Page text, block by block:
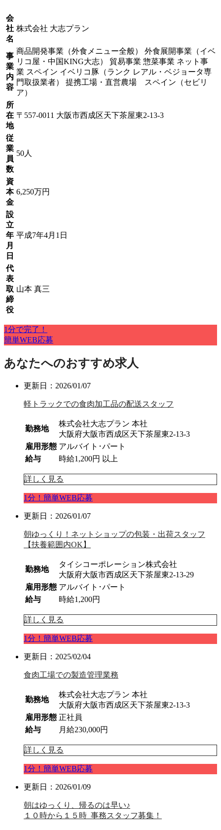
会
社
名
株式会社 大志プラン
事
業
内
容
商品開発事業（外食メニュー全般） 外食展開事業（イベ
リコ屋・中国KING大志） 貿易事業 惣菜事業 ネット事
業 スペイン イベリコ豚（ランク レアル・ベジョータ専
門取扱業者） 提携工場・直営農場 スペイン（セビリ
ア）
所
在
地
〒557-0011 大阪市西成区天下茶屋東2-13-3
従
業
員
数
50人
資
本
金
6,250万円
設
立
年
月
日
平成7年4月1日
代
表
取
締
役
山本 真三
1分で完了！
簡単WEB応募
あなたへのおすすめ求人
更新日：2026/01/07
軽トラックでの食肉加工品の配送スタッフ
勤務地
株式会社大志プラン 本社
大阪府大阪市西成区天下茶屋東2-13-3
雇用形態 アルバイト･パート
給与
時給1,200円 以上
詳しく見る
1分！簡単WEB応募
更新日：2026/01/07
朝ゆっくり！ネットショップの包装・出荷スタッフ
【扶養範囲内OK】
勤務地
タイシコーポレーション株式会社
大阪府大阪市西成区天下茶屋東2-13-29
雇用形態 アルバイト･パート
給与
時給1,200円
詳しく見る
1分！簡単WEB応募
更新日：2025/02/04
食肉工場での製造管理業務
勤務地
株式会社大志プラン 本社
大阪府大阪市西成区天下茶屋東2-13-3
雇用形態 正社員
給与
月給230,000円
詳しく見る
1分！簡単WEB応募
更新日：2026/01/09
朝はゆっくり、帰るのは早い♪
１０時から１５時 事務スタッフ募集！